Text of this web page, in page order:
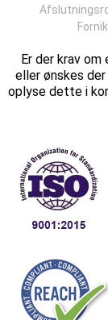
Er der krav
eller ønskes
oplyse dette i